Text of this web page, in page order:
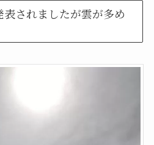
されましたが雲が多め